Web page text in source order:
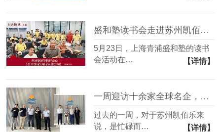
盛和塾读书会走进苏州凯佰乐：共话经营之道，见证线束匠心
5月23日，上海青浦盛和塾的读书
会活动在…
【详情】
一周迎访十余家全球名企，苏州凯佰乐线束获国际认可
过去的一周，对于苏州凯佰乐来
说，是忙碌而…
【详情】